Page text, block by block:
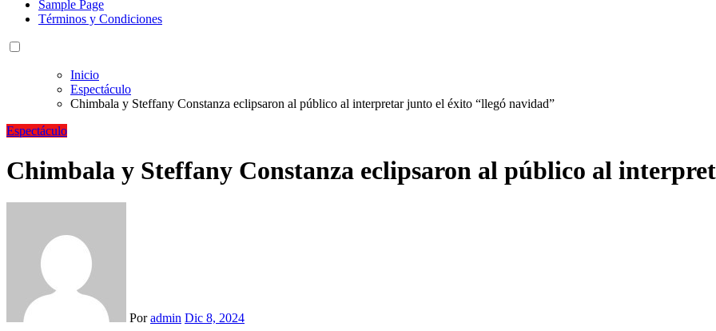
Sample Page
Términos y Condiciones
Inicio
Espectáculo
Chimbala y Steffany Constanza eclipsaron al público al interpretar junto el éxito “llegó navidad”
Espectáculo
Chimbala y Steffany Constanza eclipsaron al público al
Poradmin Dic 8, 2024